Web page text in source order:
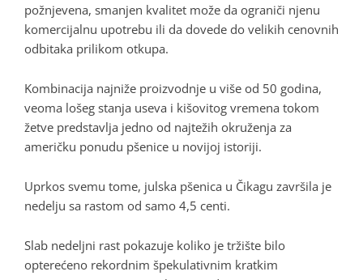
požnjevena, smanjen kvalitet može da ograniči njenu
komercijalnu upotrebu ili da dovede do velikih cenovnih
odbitaka prilikom otkupa.
Kombinacija najniže proizvodnje u više od 50 godina,
veoma lošeg stanja useva i kišovitog vremena tokom
žetve predstavlja jedno od najtežih okruženja za
američku ponudu pšenice u novijoj istoriji.
Uprkos svemu tome, julska pšenica u Čikagu završila je
nedelju sa rastom od samo 4,5 centi.
Slab nedeljni rast pokazuje koliko je tržište bilo
opterećeno rekordnim špekulativnim kratkim